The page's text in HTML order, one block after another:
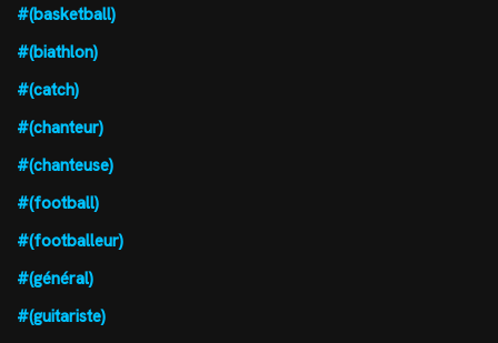
#(basketball)
#(biathlon)
#(catch)
#(chanteur)
#(chanteuse)
#(football)
#(footballeur)
#(général)
#(guitariste)